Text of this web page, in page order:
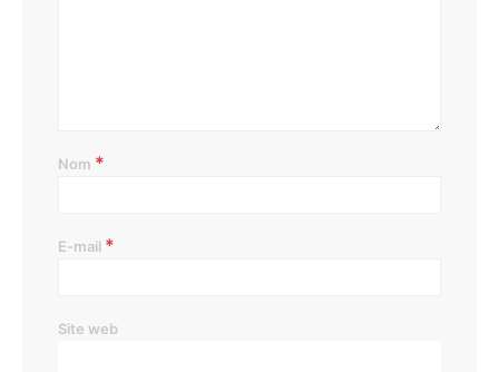
Nom *
E-mail *
Site web